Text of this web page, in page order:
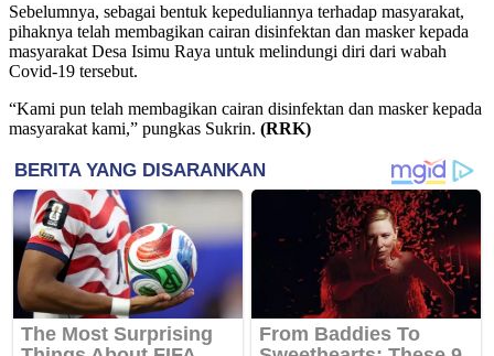
Sebelumnya, sebagai bentuk kepeduliannya terhadap masyarakat,
pihaknya telah membagikan cairan disinfektan dan masker kepada
masyarakat Desa Isimu Raya untuk melindungi diri dari wabah
Covid-19 tersebut.
“Kami pun telah membagikan cairan disinfektan dan masker kepada
masyarakat kami,” pungkas Sukrin. (RRK)